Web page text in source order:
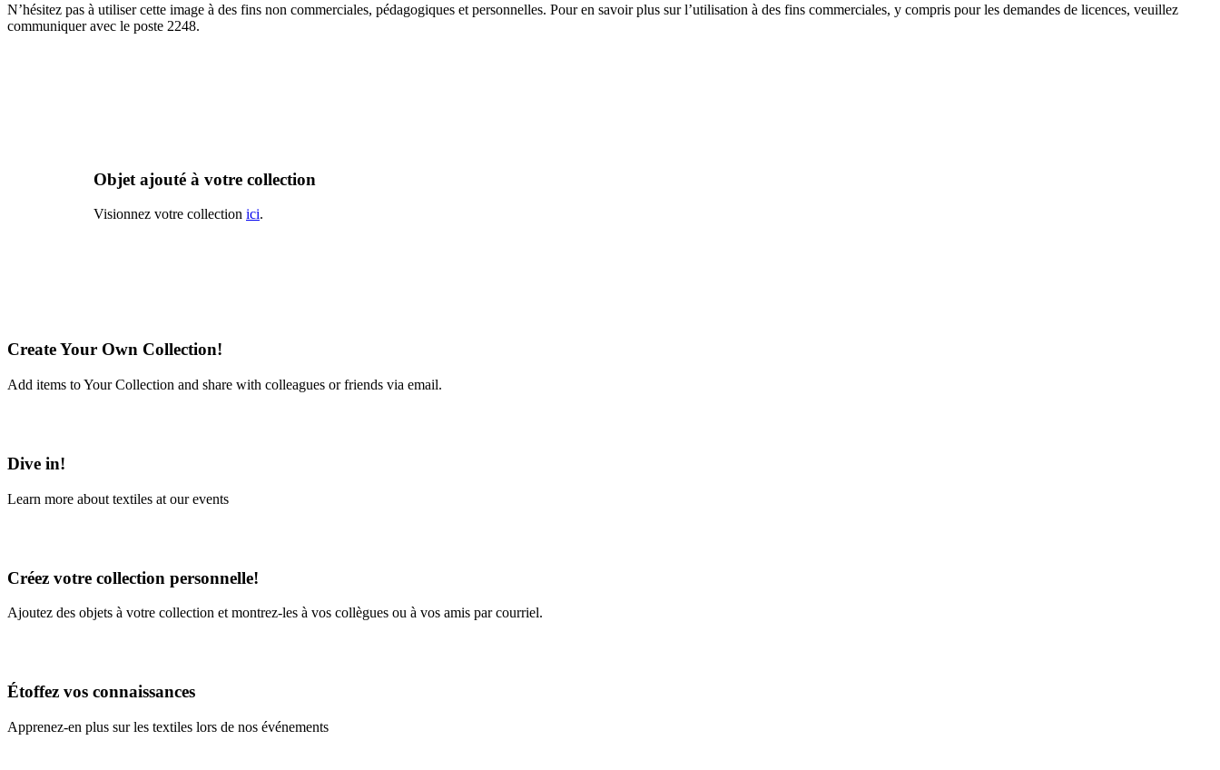
N’hésitez pas à utiliser cette image à des fins non commerciales, pédagogiques et personnelles. Pour en savoir plus sur l’utilisation à des fins commerciales, y compris pour les demandes de licences, veuillez
communiquer avec le poste 2248.
Objet ajouté à votre collection
Visionnez votre collection ici.
Create Your Own Collection!
Add items to Your Collection and share with colleagues or friends via email.
Dive in!
Learn more about textiles at our events
Créez votre collection personnelle!
Ajoutez des objets à votre collection et montrez-les à vos collègues ou à vos amis par courriel.
Étoffez vos connaissances
Apprenez-en plus sur les textiles lors de nos événements